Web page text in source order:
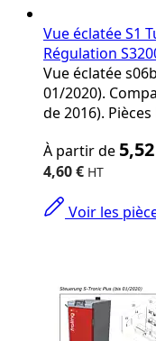
Vue éclatée S1
Régulation
Vue éclatée
01/2020).
de 2016).
price
depends
the
the
product
page
À partir de
4,60 €
Voir les